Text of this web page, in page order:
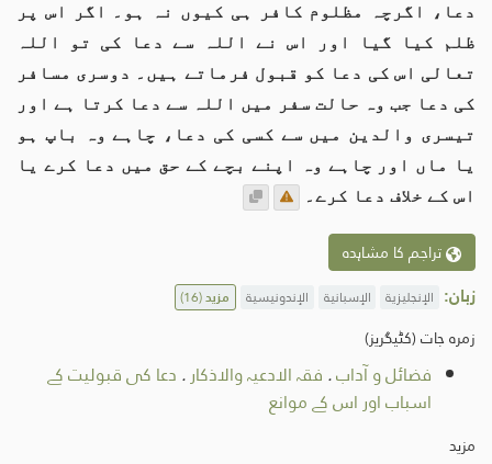
دعا، اگرچہ مظلوم کافر ہی کیوں نہ ہو۔ اگر اس پر
ظلم کیا گیا اور اس نے اللہ سے دعا کی تو اللہ
تعالی اس کی دعا کو قبول فرماتے ہیں۔ دوسری مسافر
کی دعا جب وہ حالت سفر میں اللہ سے دعا کرتا ہے اور
تیسری والدین میں سے کسی کی دعا، چاہے وہ باپ ہو
یا ماں اور چاہے وہ اپنے بچے کے حق میں دعا کرے یا
اس کے خلاف دعا کرے۔
تراجم کا مشاہدہ
زبان: الإنجليزية الإسبانية الإندونيسية مزید(16)
زمرہ جات (کٹیگریز)
فضائل و آداب. فقہ الادعیہ والاذکار . دعا کی قبولیت کے
اسباب اور اس کے موانع
مزید